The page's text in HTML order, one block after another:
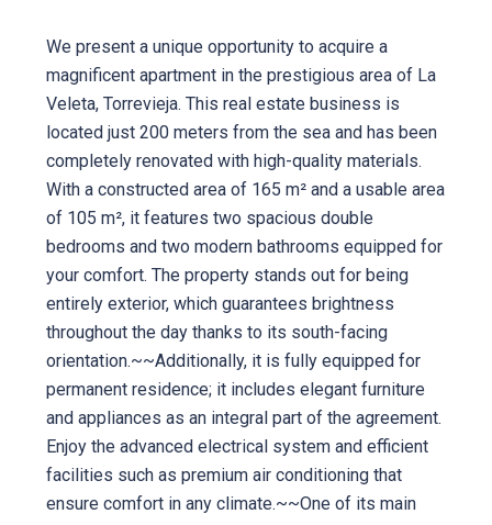
We present a unique opportunity to acquire a
magnificent apartment in the prestigious area of La
Veleta, Torrevieja. This real estate business is
located just 200 meters from the sea and has been
completely renovated with high-quality materials.
With a constructed area of 165 m² and a usable area
of 105 m², it features two spacious double
bedrooms and two modern bathrooms equipped for
your comfort. The property stands out for being
entirely exterior, which guarantees brightness
throughout the day thanks to its south-facing
orientation.~~Additionally, it is fully equipped for
permanent residence; it includes elegant furniture
and appliances as an integral part of the agreement.
Enjoy the advanced electrical system and efficient
facilities such as premium air conditioning that
ensure comfort in any climate.~~One of its main